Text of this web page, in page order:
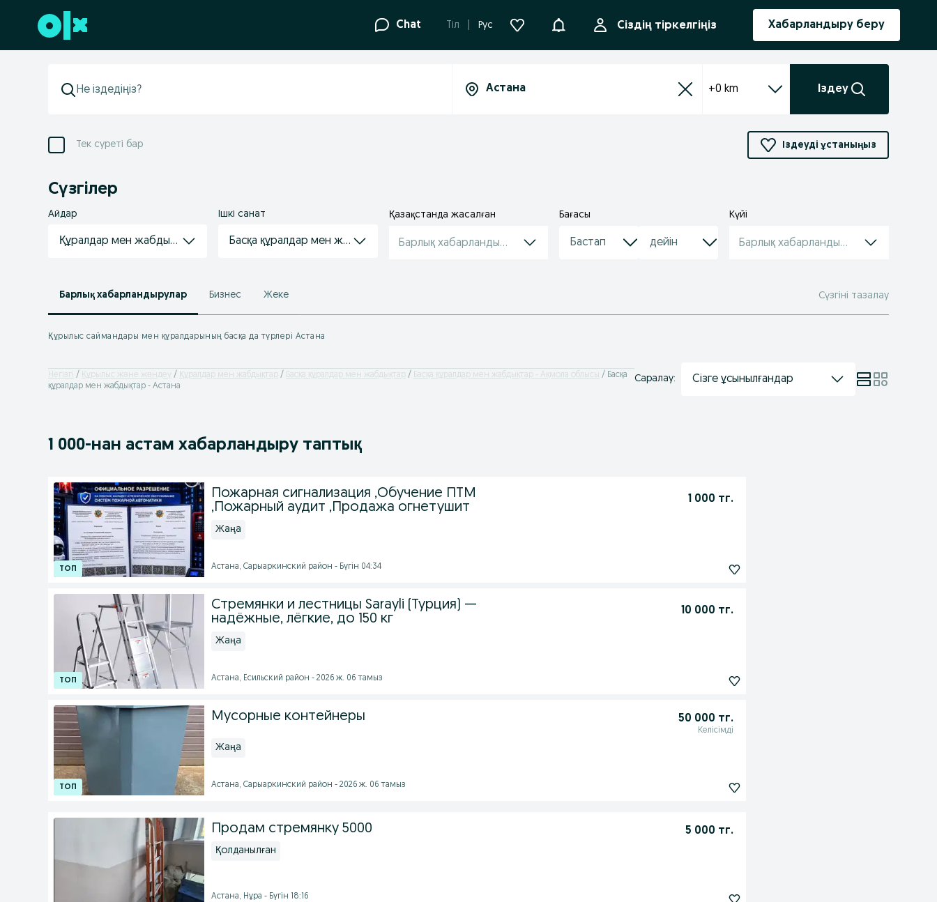
Төменгі деректемеге өту Chat Tіл Рус АқпараттандыруСіздің тіркелгіңіз Хабарландыру беру
+0 km Іздеу
Тек суреті бар Іздеуді ұстаныңыз
Сүзгілер
Айдар
Құралдар мен жабдықтар
Ішкі санат
Басқа құралдар мен жабдықтар
Қазақстанда жасалған
Барлық хабарландырулар
Бағасы Күйі
Барлық хабарландырулар
Барлық хабарландырулар Бизнес Жеке Сүзгіні тазалау
Құрылыс саймандары мен құралдарының басқа да түрлері Астана
Негізгі Құрылыс және жөндеу Құралдар мен жабдықтар Басқа құралдар мен жабдықтар Басқа құралдар мен жабдықтар - Ақмола облысы
Басқа
құралдар мен жабдықтар - Астана
Саралау: Сізге ұсынылғандар
1 000-нан астам хабарландыру таптық
Пожарная сигнализация ,Обучение ПТМ
,Пожарный аудит ,Продажа огнетушит
1 000 тг.
Жаңа
Астана, Сарыаркинский район - Бүгін 04:34
Стремянки и лестницы Sarayli (Турция) —
надёжные, лёгкие, до 150 кг
10 000 тг.
Жаңа
Астана, Есильский район - 2026 ж. 06 тамыз
Мусорные контейнеры 50 000 тг.
Келісімді
Жаңа
Астана, Сарыаркинский район - 2026 ж. 06 тамыз
Продам стремянку 5000 5 000 тг.
Қолданылған
Астана, Нұра - Бүгін 18:16